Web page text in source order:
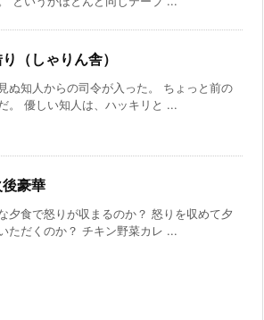
（しゃりん舎）
ぬ知人からの司令が入った。 ちょっと前の
。 優しい知人は、ハッキリと ...
豪華
夕食で怒りが収まるのか？ 怒りを収めて夕
ただくのか？ チキン野菜カレ ...